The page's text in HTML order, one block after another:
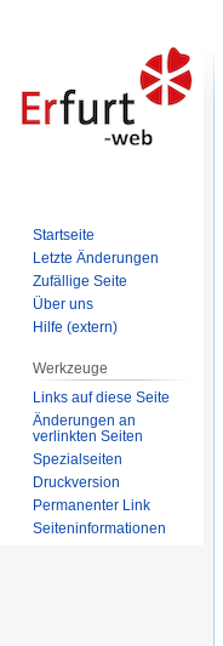
Startseite
Letzte Änderungen
Zufällige Seite
Über uns
Hilfe (extern)
Werkzeuge
Links auf diese Seite
Änderungen an
verlinkten Seiten
Spezialseiten
Druckversion
Permanenter Link
Seiten­informationen